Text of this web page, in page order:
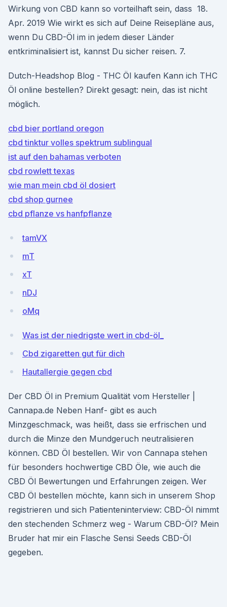
Wirkung von CBD kann so vorteilhaft sein, dass 18.
Apr. 2019 Wie wirkt es sich auf Deine Reisepläne aus,
wenn Du CBD-Öl im in jedem dieser Länder
entkriminalisiert ist, kannst Du sicher reisen. 7.
Dutch-Headshop Blog - THC Öl kaufen Kann ich THC
Öl online bestellen? Direkt gesagt: nein, das ist nicht
möglich.
cbd bier portland oregon
cbd tinktur volles spektrum sublingual
ist auf den bahamas verboten
cbd rowlett texas
wie man mein cbd öl dosiert
cbd shop gurnee
cbd pflanze vs hanfpflanze
tamVX
mT
xT
nDJ
oMq
Was ist der niedrigste wert in cbd-öl_
Cbd zigaretten gut für dich
Hautallergie gegen cbd
Der CBD Öl in Premium Qualität vom Hersteller |
Cannapa.de Neben Hanf- gibt es auch
Minzgeschmack, was heißt, dass sie erfrischen und
durch die Minze den Mundgeruch neutralisieren
können. CBD Öl bestellen. Wir von Cannapa stehen
für besonders hochwertige CBD Öle, wie auch die
CBD Öl Bewertungen und Erfahrungen zeigen. Wer
CBD Öl bestellen möchte, kann sich in unserem Shop
registrieren und sich Patienteninterview: CBD-Öl nimmt
den stechenden Schmerz weg - Warum CBD-Öl? Mein
Bruder hat mir ein Flasche Sensi Seeds CBD-Öl
gegeben.